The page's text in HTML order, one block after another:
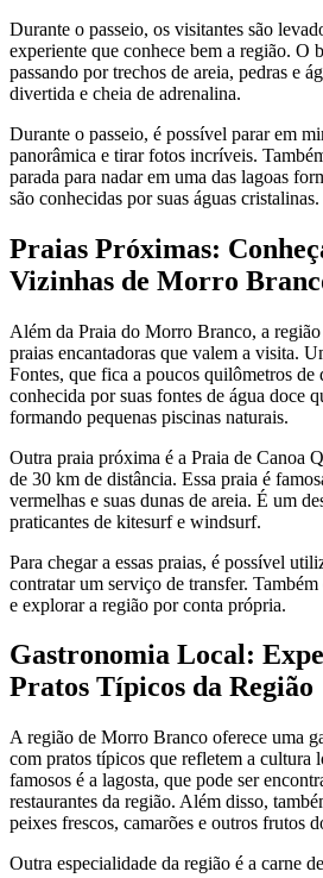
Durante o passeio, os visitantes são
experiente que conhece bem a região. O
passando por trechos de areia, pedras e
divertida e cheia de adrenalina.
Durante o passeio, é possível parar em
panorâmica e tirar fotos incríveis.
parada para nadar em uma das lagoas
são conhecidas por suas águas cristalinas.
Praias Próximas:
Vizinhas de Morro
Além da Praia do Morro Branco, a
praias encantadoras que valem a visita.
Fontes, que fica a poucos quilômetros de
conhecida por suas fontes de água doce
formando pequenas piscinas naturais.
Outra praia próxima é a Praia de Canoa
de 30 km de distância. Essa praia é
vermelhas e suas dunas de areia. É um
praticantes de kitesurf e windsurf.
Para chegar a essas praias, é possível
contratar um serviço de transfer.
e explorar a região por conta própria.
Gastronomia Local:
Pratos Típicos da Região
A região de Morro Branco oferece uma
com pratos típicos que refletem a cultura
famosos é a lagosta, que pode ser
restaurantes da região. Além disso,
peixes frescos, camarões e outros frutos
Outra especialidade da região é a carne